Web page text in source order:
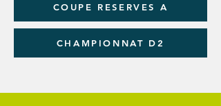
COUPE RESERVES A
CHAMPIONNAT D2